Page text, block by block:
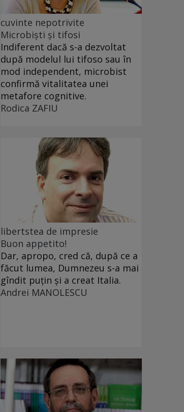
cuvinte nepotrivite
Microbiști și tifosi
Indiferent dacă s-a dezvoltat
după modelul lui tifoso sau în
mod independent, microbist
confirmă vitalitatea unei
metafore cognitive.
Rodica ZAFIU
libertstea de impresie
Buon appetito!
Dar, apropo, cred că, după ce a
făcut lumea, Dumnezeu s-a mai
gîndit puțin și a creat Italia.
Andrei MANOLESCU